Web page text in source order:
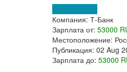
Откликнуться
Компания: Т-Банк
Зарплата от: 53000
Местоположение:
Публикация: 02 Aug
Зарплата до: 53000